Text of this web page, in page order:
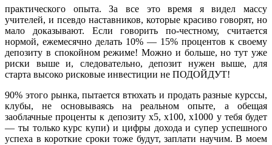
практического опыта. За все это время я видел массу
учителей‍, и псевдо наставников, которые красиво говорят, но
мало доказывают. Если говорить по-честному, считается
нормой, ежемесячно делать 10% — 15% процентов к своему
депозиту в спокойном режиме! Можно и больше, но тут уже
риски выше и, следовательно, депозит нужен выше, для
старта высоко рисковые инвестиции не ПОДОЙДУТ!
90% этого рынка, пытается втюхать и продать разные курссы,
клубы, не основываясь на реальном опыте, а обещая
заоблачные проценты к депозиту х5, х100, х1000 у тебя будет
— ты только курс купи) и цифры дохода и супер успешного
успеха в короткие сроки тоже будут, заплати научим. В моем